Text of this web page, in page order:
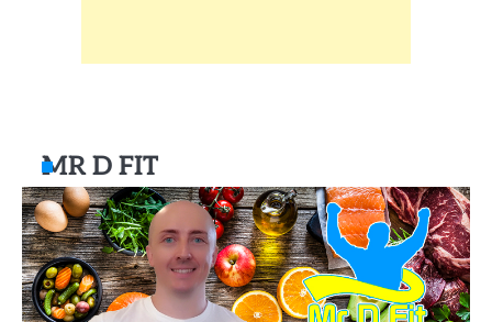
MR D FIT